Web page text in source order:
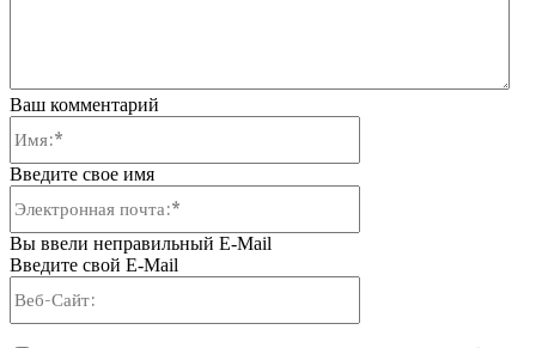
Ваш комментарий
Введите свое имя
Вы ввели неправильный E-Mail
Введите свой E-Mail